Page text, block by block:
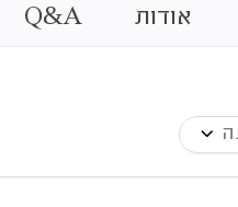
אודות Q&A